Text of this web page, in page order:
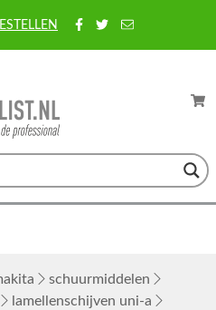
schuurmiddelen
lamellenschijven uni-a